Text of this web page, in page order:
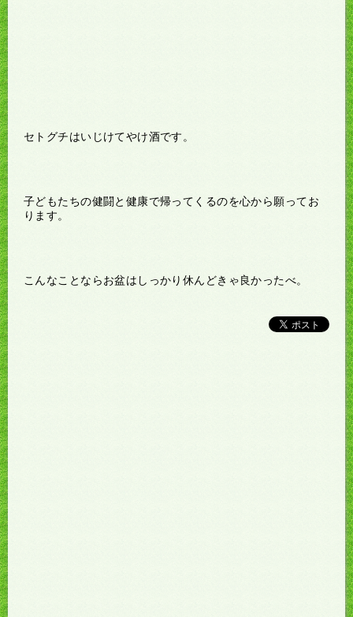
セトグチはいじけてやけ酒です。
子どもたちの健闘と健康で帰ってくるのを心から願ってお
ります。
こんなことならお盆はしっかり休んどきゃ良かったべ。